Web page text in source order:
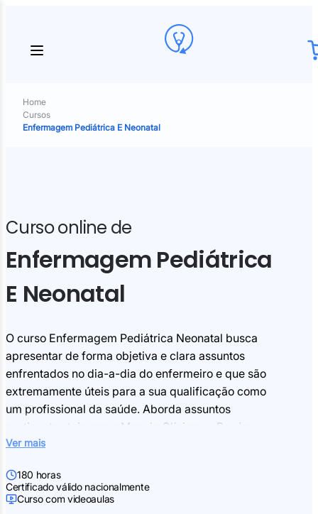
Home
Cursos
Enfermagem Pediátrica E Neonatal
Curso online de
Enfermagem Pediátrica
E Neonatal
O curso Enfermagem Pediátrica Neonatal busca
apresentar de forma objetiva e clara assuntos
enfrentados no dia-a-dia do enfermeiro e que são
extremamente úteis para a sua qualificação como
um profissional da saúde. Aborda assuntos
pertinentes tais como Manejo Clínico ao Recém -
Nascido Cirúrgico: Um Enfoque da Enfermagem
Enfermagem na Gastrosquise e na Onfalocele,
Obstrução Intestinal, Atresia Intestinal, Rotação
Ver mais
180 horas
Certificado válido nacionalmente
Curso com videoaulas